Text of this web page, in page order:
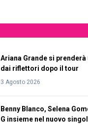
Ariana Grande si prenderà
dai riflettori dopo il tour
3 Agosto 2026
Benny Blanco, Selena
G insieme nel nuovo